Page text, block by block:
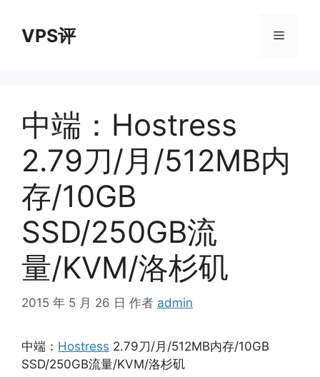
VPS评 菜
中端：Hostress
2.79刀/月/512MB内
存/10GB
SSD/250GB流
量/KVM/洛杉矶
2015 年 5 月 26 日 作者 admin
中端： Hostress 2.79刀/月/512MB内存/10GB
SSD/250GB流量/KVM/洛杉矶